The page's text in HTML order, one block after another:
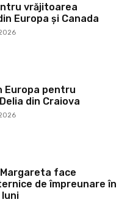
vrăjitoarea
Europa și Canada
Europa pentru
din Craiova
face
de împreunare în